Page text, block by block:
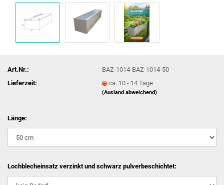
Art.Nr.:
BAZ-1014-BAZ-1014-50
Lieferzeit:
ca. 10 - 14 Tage
(Ausland abweichend)
Länge:
Lochblecheinsatz verzinkt und schwarz pulverbeschichtet: